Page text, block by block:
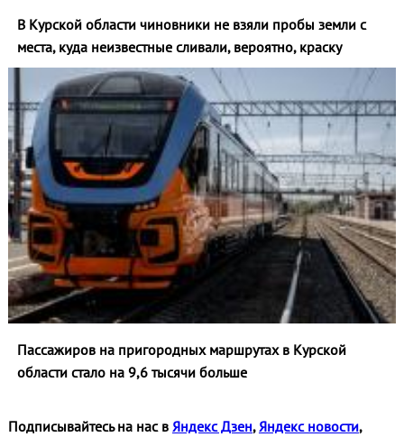
В Курской области чиновники не взяли пробы земли с
места, куда неизвестные сливали, вероятно, краску
Пассажиров на пригородных маршрутах в Курской
области стало на 9,6 тысячи больше
Подписывайтесь на нас в Яндекс Дзен,Яндекс новости,